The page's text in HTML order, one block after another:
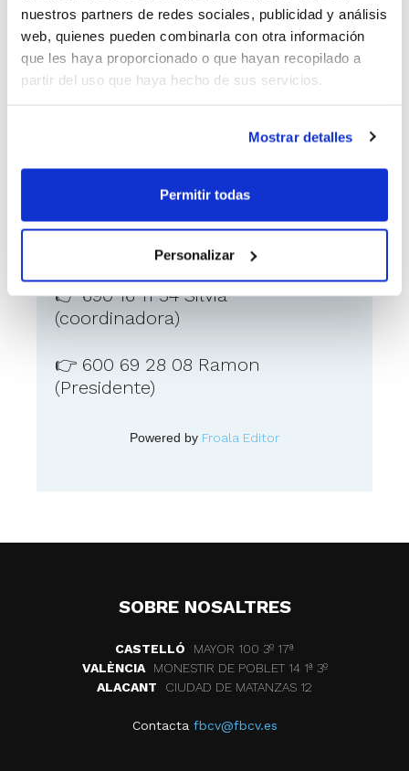
nuestros partners de redes sociales, publicidad y análisis
web, quienes pueden combinarla con otra información
que les haya proporcionado o que hayan recopilado a
partir del uso que haya hecho de sus servicios.
Mostrar detalles
Permitir todas
Personalizar
🔹 Junior Masculino – 1ª Zonal
🔹 Cadete Masculino – 2ª Zonal
Como ponerse en contacto
📩 Interesados/as contactar:
basquetpuzol@gmail.com
👉 690 16 11 54 Silvia
(coordinadora)
👉 600 69 28 08 Ramon
(Presidente)
Powered by Froala Editor
SOBRE NOSALTRES
CASTELLÓ
MAYOR 100 3º 17ª
VALÈNCIA
MONESTIR DE POBLET 14 1ª 3º
ALACANT
CIUDAD DE MATANZAS 12
Contacta fbcv@fbcv.es